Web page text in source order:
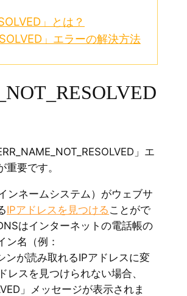
」とは？
」エラーの解決方法
」エ
要です。
ンネームシステム）がウェブサ
IPアドレスを見つける ことがで
はインターネットの電話帳の
ン名（例：
が読み取れるIPアドレスに変
スを見つけられない場合、
」メッセージが表示されま